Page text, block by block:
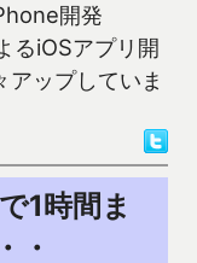
開発
るiOSアプリ開
ップしていま
1時間ま
・